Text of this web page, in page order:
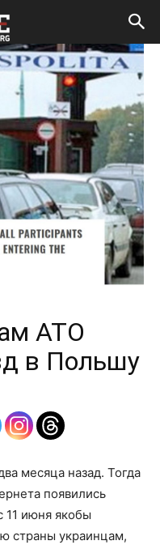
АТО
в Польшу
месяца назад. Тогда
появились
июня якобы
страны украинцам,